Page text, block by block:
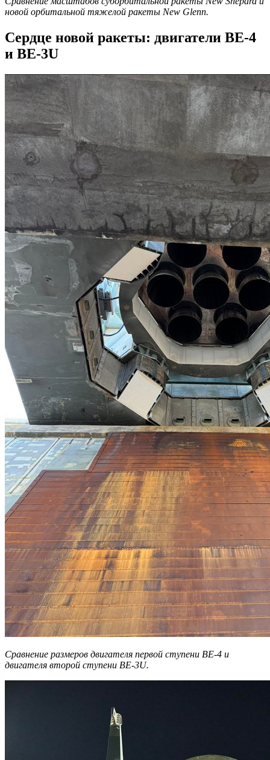
новой орбитальной тяжелой ракеты New Glenn.
Сердце новой ракеты: двигатели BE-4
и BE-3U
Сравнение размеров двигателя первой ступени BE-4 и
двигателя второй ступени BE-3U.